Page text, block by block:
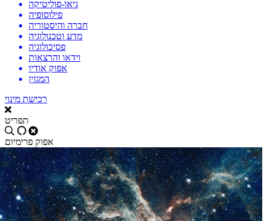
גיאו-פוליטיקה
פילוסופיה
חברה והיסטוריה
מדע וטכנולוגיה
פסיכולוגיה
וידאו והרצאות
אפוק אודיו
המגזין
רכישת מינוי
תפריט
אפוק פרימיום